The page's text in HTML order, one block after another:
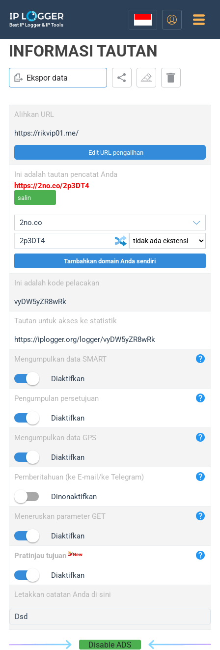
Best IP Logger & IP Tools
INFORMASI TAUTAN
Ekspor data
Alihkan URL
https://rikvip01.me/
Edit URL pengalihan
Ini adalah tautan pencatat Anda
https://2no.co/2p3DT4
salin
wl.gl
ed.tc
bc.ax
iplogger.com
maper.info
2no.co
yip.su
iplogger.info
Tambahkan domain Anda sendiri
Ini adalah kode pelacakan
vyDW5yZR8wRk
Tautan untuk akses ke statistik
https://iplogger.org/logger/vyDW5yZR8wRk
Mengumpulkan data SMART
Diaktifkan
Pengumpulan persetujuan
Diaktifkan
Mengumpulkan data GPS
Diaktifkan
Pemberitahuan (ke E-mail/ke Telegram)
Dinonaktifkan
Meneruskan parameter GET
Diaktifkan
Pratinjau tujuan
Diaktifkan
Letakkan catatan Anda di sini
Disable ADS